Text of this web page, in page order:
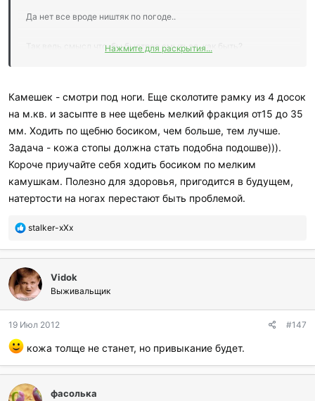
Да нет все вроде ништяк по погоде..
Так ведь смысл что-бы быстрее смыться, как быть?
Нажмите для раскрытия...
Камешек - смотри под ноги. Еще сколотите рамку из 4 досок
на м.кв. и засыпте в нее щебень мелкий фракция от15 до 35
мм. Ходить по щебню босиком, чем больше, тем лучше.
Задача - кожа стопы должна стать подобна подошве))).
Короче приучайте себя ходить босиком по мелким
камушкам. Полезно для здоровья, пригодится в будущем,
натертости на ногах перестают быть проблемой.
П
б
л
а
г
о
а
и
л
:
stalker-xXx
Vidok
Выживальщик
19 Июл 2012 #147
кожа толще не станет, но привыкание будет.
фасолька